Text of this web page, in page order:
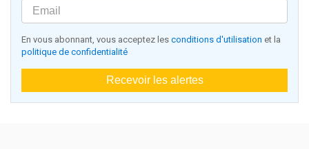
En vous abonnant, vous acceptez les conditions d'utilisation et la
politique de confidentialité
Recevoir les alertes